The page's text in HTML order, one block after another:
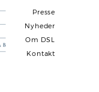
Presse
Nyheder
Om DSL
Kontakt